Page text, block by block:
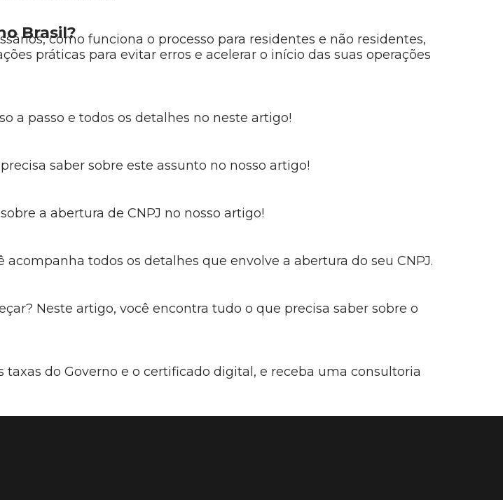
Brasil?como funciona o processo para residentes e não residentes,
práticas para evitar erros e acelerar o início das suas operações
a passo e todos os detalhes no neste artigo!
saber sobre este assunto no nosso artigo!
a abertura de CNPJ no nosso artigo!
todos os detalhes que envolve a abertura do seu CNPJ.
Neste artigo, você encontra tudo o que precisa saber sobre o
do Governo e o certificado digital, e receba uma consultoria